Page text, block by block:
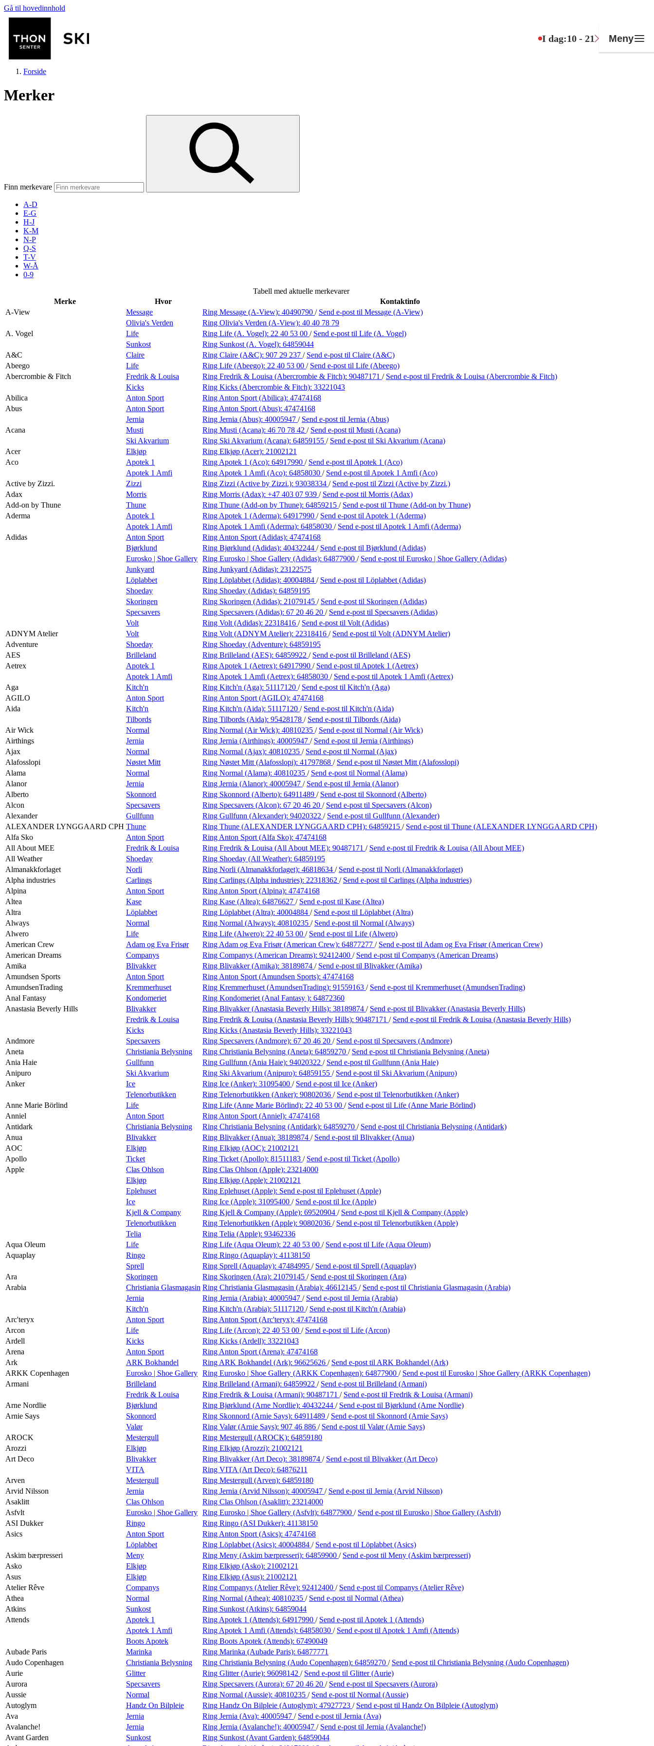
Gå til hovedinnhold
I dag:10 - 21 Meny
Mat og drikke
Inspirasjon
Finn frem
Forside
Merker
Finn merkevare
A-D
E-G
H-J
K-M
N-P
Q-S
T-V
W-Å
0-9
Tabell med aktuelle merkevarer
Merke
Hvor
Kontaktinfo
A-View
Message Ring Message (A-View): 40490790 / Send e-post til Message (A-View)
Olivia's Verden
Ring Olivia's Verden (A-View): 40 40 78 79
A. Vogel
Life Ring Life (A. Vogel): 22 40 53 00 / Send e-post til Life (A. Vogel)
Sunkost
Ring Sunkost (A. Vogel): 64859044
A&C
Claire Ring Claire (A&C): 907 29 237 / Send e-post til Claire (A&C)
Abeego
Life Ring Life (Abeego): 22 40 53 00 / Send e-post til Life (Abeego)
Abercrombie & Fitch
Fredrik & Louisa Ring Fredrik & Louisa (Abercrombie & Fitch): 90487171 / Send e-post til Fredrik & Louisa (Abercrombie & Fitch)
Kicks
Ring Kicks (Abercrombie & Fitch): 33221043
Abilica
Anton Sport Ring Anton Sport (Abilica): 47474168
Abus
Anton Sport Ring Anton Sport (Abus): 47474168
Jernia
Ring Jernia (Abus): 40005947 / Send e-post til Jernia (Abus)
Acana
Musti Ring Musti (Acana): 46 70 78 42 / Send e-post til Musti (Acana)
Ski Akvarium
Ring Ski Akvarium (Acana): 64859155 / Send e-post til Ski Akvarium (Acana)
Acer
Elkjøp Ring Elkjøp (Acer): 21002121
Aco
Apotek 1 Ring Apotek 1 (Aco): 64917990 / Send e-post til Apotek 1 (Aco)
Apotek 1 Amfi
Ring Apotek 1 Amfi (Aco): 64858030 / Send e-post til Apotek 1 Amfi (Aco)
Active by Zizzi.
Zizzi Ring Zizzi (Active by Zizzi.): 93038334 / Send e-post til Zizzi (Active by Zizzi.)
Adax
Morris Ring Morris (Adax): +47 403 07 939 / Send e-post til Morris (Adax)
Add-on by Thune
Thune Ring Thune (Add-on by Thune): 64859215 / Send e-post til Thune (Add-on by Thune)
Aderma
Apotek 1 Ring Apotek 1 (Aderma): 64917990 / Send e-post til Apotek 1 (Aderma)
Apotek 1 Amfi
Ring Apotek 1 Amfi (Aderma): 64858030 / Send e-post til Apotek 1 Amfi (Aderma)
Adidas
Anton Sport Ring Anton Sport (Adidas): 47474168
Bjørklund
Ring Bjørklund (Adidas): 40432244 / Send e-post til Bjørklund (Adidas)
Eurosko | Shoe Gallery Ring Eurosko | Shoe Gallery (Adidas): 64877900 / Send e-post til Eurosko | Shoe Gallery (Adidas)
Junkyard
Ring Junkyard (Adidas): 23122575
Löplabbet
Ring Löplabbet (Adidas): 40004884 / Send e-post til Löplabbet (Adidas)
Shoeday
Ring Shoeday (Adidas): 64859195
Skoringen
Ring Skoringen (Adidas): 21079145 / Send e-post til Skoringen (Adidas)
Specsavers
Ring Specsavers (Adidas): 67 20 46 20 / Send e-post til Specsavers (Adidas)
Volt
Ring Volt (Adidas): 22318416 / Send e-post til Volt (Adidas)
ADNYM Atelier
Volt Ring Volt (ADNYM Atelier): 22318416 / Send e-post til Volt (ADNYM Atelier)
Adventure
Shoeday Ring Shoeday (Adventure): 64859195
AES
Brilleland Ring Brilleland (AES): 64859922 / Send e-post til Brilleland (AES)
Aetrex
Apotek 1 Ring Apotek 1 (Aetrex): 64917990 / Send e-post til Apotek 1 (Aetrex)
Apotek 1 Amfi
Ring Apotek 1 Amfi (Aetrex): 64858030 / Send e-post til Apotek 1 Amfi (Aetrex)
Aga
Kitch'n Ring Kitch'n (Aga): 51117120 / Send e-post til Kitch'n (Aga)
AGILO
Anton Sport Ring Anton Sport (AGILO): 47474168
Aida
Kitch'n Ring Kitch'n (Aida): 51117120 / Send e-post til Kitch'n (Aida)
Tilbords
Ring Tilbords (Aida): 95428178 / Send e-post til Tilbords (Aida)
Air Wick
Normal Ring Normal (Air Wick): 40810235 / Send e-post til Normal (Air Wick)
Airthings
Jernia Ring Jernia (Airthings): 40005947 / Send e-post til Jernia (Airthings)
Ajax
Normal Ring Normal (Ajax): 40810235 / Send e-post til Normal (Ajax)
Alafosslopi
Nøstet Mitt Ring Nøstet Mitt (Alafosslopi): 41797868 / Send e-post til Nøstet Mitt (Alafosslopi)
Alama
Normal Ring Normal (Alama): 40810235 / Send e-post til Normal (Alama)
Alanor
Jernia Ring Jernia (Alanor): 40005947 / Send e-post til Jernia (Alanor)
Alberto
Skonnord Ring Skonnord (Alberto): 64911489 / Send e-post til Skonnord (Alberto)
Alcon
Specsavers Ring Specsavers (Alcon): 67 20 46 20 / Send e-post til Specsavers (Alcon)
Alexander
Gullfunn Ring Gullfunn (Alexander): 94020322 / Send e-post til Gullfunn (Alexander)
ALEXANDER LYNGGAARD CPH Thune Ring Thune (ALEXANDER LYNGGAARD CPH): 64859215 / Send e-post til Thune (ALEXANDER LYNGGAARD CPH)
Alfa Sko
Anton Sport Ring Anton Sport (Alfa Sko): 47474168
All About MEE
Fredrik & Louisa Ring Fredrik & Louisa (All About MEE): 90487171 / Send e-post til Fredrik & Louisa (All About MEE)
All Weather
Shoeday Ring Shoeday (All Weather): 64859195
Almanakkforlaget
Norli Ring Norli (Almanakkforlaget): 46818634 / Send e-post til Norli (Almanakkforlaget)
Alpha industries
Carlings Ring Carlings (Alpha industries): 22318362 / Send e-post til Carlings (Alpha industries)
Alpina
Anton Sport Ring Anton Sport (Alpina): 47474168
Altea
Kase Ring Kase (Altea): 64876627 / Send e-post til Kase (Altea)
Altra
Löplabbet Ring Löplabbet (Altra): 40004884 / Send e-post til Löplabbet (Altra)
Always
Normal Ring Normal (Always): 40810235 / Send e-post til Normal (Always)
Alwero
Life Ring Life (Alwero): 22 40 53 00 / Send e-post til Life (Alwero)
American Crew
Adam og Eva Frisør Ring Adam og Eva Frisør (American Crew): 64877277 / Send e-post til Adam og Eva Frisør (American Crew)
American Dreams
Companys Ring Companys (American Dreams): 92412400 / Send e-post til Companys (American Dreams)
Amika
Blivakker Ring Blivakker (Amika): 38189874 / Send e-post til Blivakker (Amika)
Amundsen Sports
Anton Sport Ring Anton Sport (Amundsen Sports): 47474168
AmundsenTrading
Kremmerhuset Ring Kremmerhuset (AmundsenTrading): 91559163 / Send e-post til Kremmerhuset (AmundsenTrading)
Anal Fantasy
Kondomeriet Ring Kondomeriet (Anal Fantasy ): 64872360
Anastasia Beverly Hills
Blivakker Ring Blivakker (Anastasia Beverly Hills): 38189874 / Send e-post til Blivakker (Anastasia Beverly Hills)
Fredrik & Louisa
Ring Fredrik & Louisa (Anastasia Beverly Hills): 90487171 / Send e-post til Fredrik & Louisa (Anastasia Beverly Hills)
Kicks
Ring Kicks (Anastasia Beverly Hills): 33221043
Andmore
Specsavers Ring Specsavers (Andmore): 67 20 46 20 / Send e-post til Specsavers (Andmore)
Aneta
Christiania Belysning Ring Christiania Belysning (Aneta): 64859270 / Send e-post til Christiania Belysning (Aneta)
Ania Haie
Gullfunn Ring Gullfunn (Ania Haie): 94020322 / Send e-post til Gullfunn (Ania Haie)
Anipuro
Ski Akvarium Ring Ski Akvarium (Anipuro): 64859155 / Send e-post til Ski Akvarium (Anipuro)
Anker
Ice Ring Ice (Anker): 31095400 / Send e-post til Ice (Anker)
Telenorbutikken
Ring Telenorbutikken (Anker): 90802036 / Send e-post til Telenorbutikken (Anker)
Anne Marie Börlind
Life Ring Life (Anne Marie Börlind): 22 40 53 00 / Send e-post til Life (Anne Marie Börlind)
Anniel
Anton Sport Ring Anton Sport (Anniel): 47474168
Antidark
Christiania Belysning Ring Christiania Belysning (Antidark): 64859270 / Send e-post til Christiania Belysning (Antidark)
Anua
Blivakker Ring Blivakker (Anua): 38189874 / Send e-post til Blivakker (Anua)
AOC
Elkjøp Ring Elkjøp (AOC): 21002121
Apollo
Ticket Ring Ticket (Apollo): 81511183 / Send e-post til Ticket (Apollo)
Apple
Clas Ohlson Ring Clas Ohlson (Apple): 23214000
Elkjøp
Ring Elkjøp (Apple): 21002121
Eplehuset
Ring Eplehuset (Apple): Send e-post til Eplehuset (Apple)
Ice
Ring Ice (Apple): 31095400 / Send e-post til Ice (Apple)
Kjell & Company
Ring Kjell & Company (Apple): 69520904 / Send e-post til Kjell & Company (Apple)
Telenorbutikken
Ring Telenorbutikken (Apple): 90802036 / Send e-post til Telenorbutikken (Apple)
Telia
Ring Telia (Apple): 93462336
Aqua Oleum
Life Ring Life (Aqua Oleum): 22 40 53 00 / Send e-post til Life (Aqua Oleum)
Aquaplay
Ringo Ring Ringo (Aquaplay): 41138150
Sprell
Ring Sprell (Aquaplay): 47484995 / Send e-post til Sprell (Aquaplay)
Ara
Skoringen Ring Skoringen (Ara): 21079145 / Send e-post til Skoringen (Ara)
Arabia
Christiania Glasmagasin Ring Christiania Glasmagasin (Arabia): 46612145 / Send e-post til Christiania Glasmagasin (Arabia)
Jernia
Ring Jernia (Arabia): 40005947 / Send e-post til Jernia (Arabia)
Kitch'n
Ring Kitch'n (Arabia): 51117120 / Send e-post til Kitch'n (Arabia)
Arc'teryx
Anton Sport Ring Anton Sport (Arc'teryx): 47474168
Arcon
Life Ring Life (Arcon): 22 40 53 00 / Send e-post til Life (Arcon)
Ardell
Kicks Ring Kicks (Ardell): 33221043
Arena
Anton Sport Ring Anton Sport (Arena): 47474168
Ark
ARK Bokhandel Ring ARK Bokhandel (Ark): 96625626 / Send e-post til ARK Bokhandel (Ark)
ARKK Copenhagen
Eurosko | Shoe Gallery Ring Eurosko | Shoe Gallery (ARKK Copenhagen): 64877900 / Send e-post til Eurosko | Shoe Gallery (ARKK Copenhagen)
Armani
Brilleland Ring Brilleland (Armani): 64859922 / Send e-post til Brilleland (Armani)
Fredrik & Louisa
Ring Fredrik & Louisa (Armani): 90487171 / Send e-post til Fredrik & Louisa (Armani)
Arne Nordlie
Bjørklund Ring Bjørklund (Arne Nordlie): 40432244 / Send e-post til Bjørklund (Arne Nordlie)
Arnie Says
Skonnord Ring Skonnord (Arnie Says): 64911489 / Send e-post til Skonnord (Arnie Says)
Valør
Ring Valør (Arnie Says): 907 46 886 / Send e-post til Valør (Arnie Says)
AROCK
Mestergull Ring Mestergull (AROCK): 64859180
Arozzi
Elkjøp Ring Elkjøp (Arozzi): 21002121
Art Deco
Blivakker Ring Blivakker (Art Deco): 38189874 / Send e-post til Blivakker (Art Deco)
VITA
Ring VITA (Art Deco): 64876211
Arven
Mestergull Ring Mestergull (Arven): 64859180
Arvid Nilsson
Jernia Ring Jernia (Arvid Nilsson): 40005947 / Send e-post til Jernia (Arvid Nilsson)
Asaklitt
Clas Ohlson Ring Clas Ohlson (Asaklitt): 23214000
Asfvlt
Eurosko | Shoe Gallery Ring Eurosko | Shoe Gallery (Asfvlt): 64877900 / Send e-post til Eurosko | Shoe Gallery (Asfvlt)
ASI Dukker
Ringo Ring Ringo (ASI Dukker): 41138150
Asics
Anton Sport Ring Anton Sport (Asics): 47474168
Löplabbet
Ring Löplabbet (Asics): 40004884 / Send e-post til Löplabbet (Asics)
Askim bærpresseri
Meny Ring Meny (Askim bærpresseri): 64859900 / Send e-post til Meny (Askim bærpresseri)
Asko
Elkjøp Ring Elkjøp (Asko): 21002121
Asus
Elkjøp Ring Elkjøp (Asus): 21002121
Atelier Rêve
Companys Ring Companys (Atelier Rêve): 92412400 / Send e-post til Companys (Atelier Rêve)
Athea
Normal Ring Normal (Athea): 40810235 / Send e-post til Normal (Athea)
Atkins
Sunkost Ring Sunkost (Atkins): 64859044
Attends
Apotek 1 Ring Apotek 1 (Attends): 64917990 / Send e-post til Apotek 1 (Attends)
Apotek 1 Amfi
Ring Apotek 1 Amfi (Attends): 64858030 / Send e-post til Apotek 1 Amfi (Attends)
Boots Apotek
Ring Boots Apotek (Attends): 67490049
Aubade Paris
Marinka Ring Marinka (Aubade Paris): 64877771
Audo Copenhagen
Christiania Belysning Ring Christiania Belysning (Audo Copenhagen): 64859270 / Send e-post til Christiania Belysning (Audo Copenhagen)
Aurie
Glitter Ring Glitter (Aurie): 96098142 / Send e-post til Glitter (Aurie)
Aurora
Specsavers Ring Specsavers (Aurora): 67 20 46 20 / Send e-post til Specsavers (Aurora)
Aussie
Normal Ring Normal (Aussie): 40810235 / Send e-post til Normal (Aussie)
Autoglym
Handz On Bilpleie Ring Handz On Bilpleie (Autoglym): 47927723 / Send e-post til Handz On Bilpleie (Autoglym)
Ava
Jernia Ring Jernia (Ava): 40005947 / Send e-post til Jernia (Ava)
Avalanche!
Jernia Ring Jernia (Avalanche!): 40005947 / Send e-post til Jernia (Avalanche!)
Avant Garden
Sunkost Ring Sunkost (Avant Garden): 64859044